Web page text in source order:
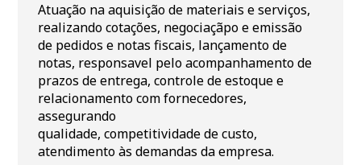
Atuação na aquisição de materiais e serviços,
realizando cotações, negociaçãpo e emissão
de pedidos e notas fiscais, lançamento de
notas, responsavel pelo acompanhamento de
prazos de entrega, controle de estoque e
relacionamento com fornecedores,
assegurando
qualidade, competitividade de custo,
atendimento às demandas da empresa.